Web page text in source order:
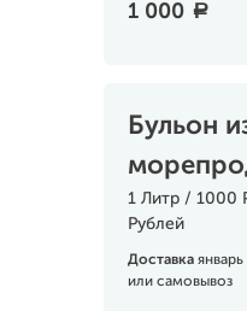
1 000 a
Бульон
1 Литр / 1000
Рублей
Доставка
или самовывоз